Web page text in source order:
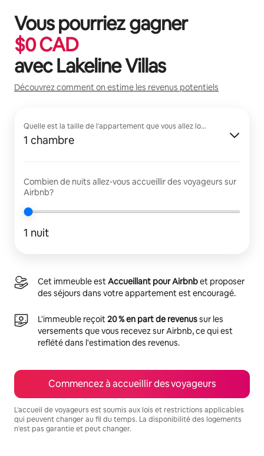
Vous pourriez gagner
$0CAD
avecLakeline Villas
Découvrez comment on estime les revenus potentiels
Quelle est la taille de l'appartement que vous allez louer?
1 chambre
Combien de nuits allez-vous accueillir des voyageurs sur
Airbnb?
1 nuit
Cet immeuble estAccueillant pour Airbnbet proposer
des séjours dans votre appartement est encouragé.
L'immeuble reçoit20 % en part de revenussur les
versements que vous recevez sur Airbnb, ce qui est
reflété dans l'estimation des revenus.
Commencez à accueillir des voyageurs
L'accueil de voyageurs est soumis aux lois et restrictions applicables
qui peuvent changer au fil du temps. La disponibilité des logements
n'est pas garantie et peut changer.